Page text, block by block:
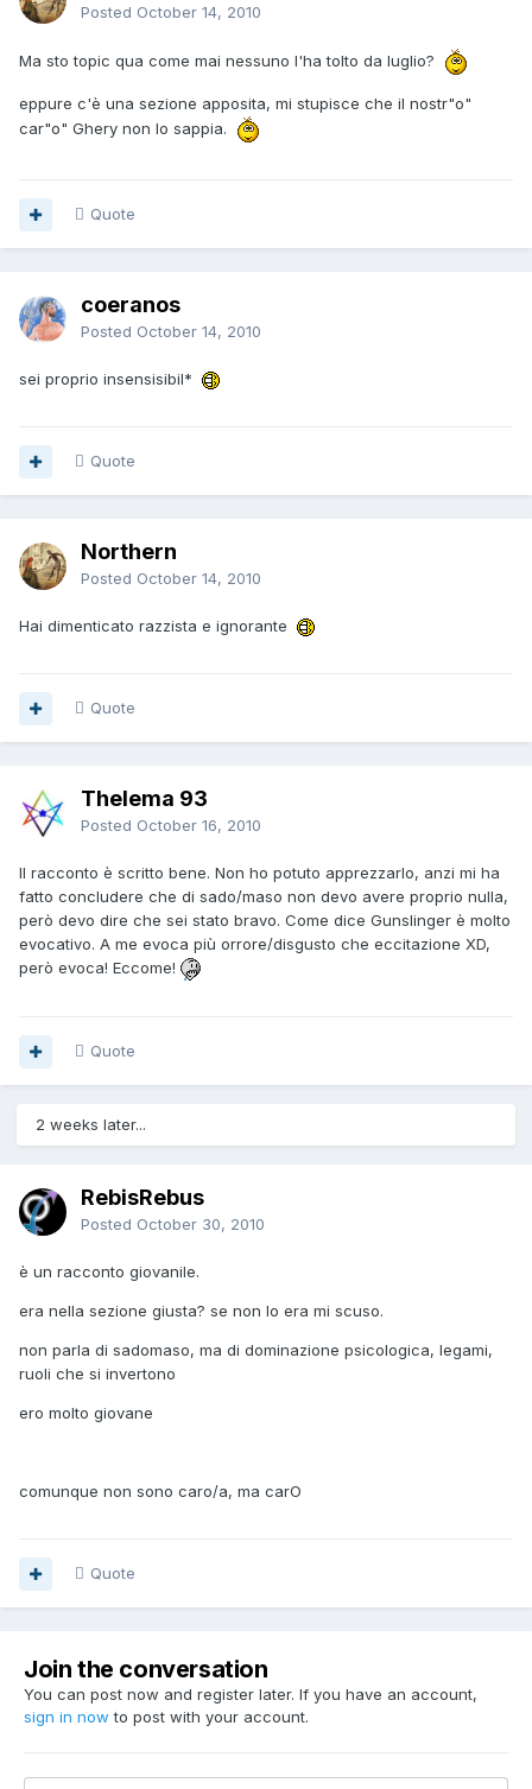
Posted October 14, 2010
Ma sto topic qua come mai nessuno l'ha tolto da luglio?
eppure c'è una sezione apposita, mi stupisce che il nostr"o"
car"o" Ghery non lo sappia.
Quote
coeranos
Posted October 14, 2010
sei proprio insensisibil*
Quote
Northern
Posted October 14, 2010
Hai dimenticato razzista e ignorante
Quote
Thelema 93
Posted October 16, 2010
Il racconto è scritto bene. Non ho potuto apprezzarlo, anzi mi ha
fatto concludere che di sado/maso non devo avere proprio nulla,
però devo dire che sei stato bravo. Come dice Gunslinger è molto
evocativo. A me evoca più orrore/disgusto che eccitazione XD,
però evoca! Eccome!
Quote
2 weeks later...
RebisRebus
Posted October 30, 2010
è un racconto giovanile.
era nella sezione giusta? se non lo era mi scuso.
non parla di sadomaso, ma di dominazione psicologica, legami,
ruoli che si invertono
ero molto giovane
comunque non sono caro/a, ma carO
Quote
Join the conversation
You can post now and register later. If you have an account,
sign in now to post with your account.